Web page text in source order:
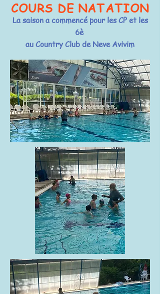
COURS DE NATATION
La saison a commencé pour les CP et les
6è
au Country Club de Neve Avivim